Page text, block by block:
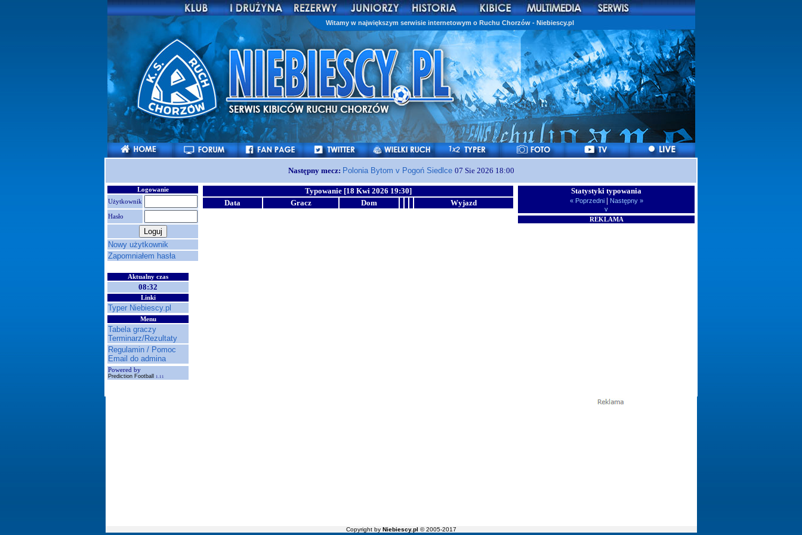
Witamy w największym serwisie internetowym o Ruchu Chorzów - Niebiescy.pl
Następny mecz: Polonia Bytom v Pogoń Siedlce 07 Sie 2026 18:00
Logowanie
Użytkownik
Hasło
Nowy użytkownik
Zapomniałem hasła
Aktualny czas
08:32
Linki
Typer Niebiescy.pl
Menu
Tabela graczy
Terminarz/Rezultaty
Regulamin / Pomoc
Email do admina
Powered by
Prediction Football 1.11
Typowanie [18 Kwi 2026 19:30]
Data
Gracz Dom Wyjazd
Statystyki typowania
« Poprzedni | Następny »
v
REKLAMA
Copyright by Niebiescy.pl © 2005-2017